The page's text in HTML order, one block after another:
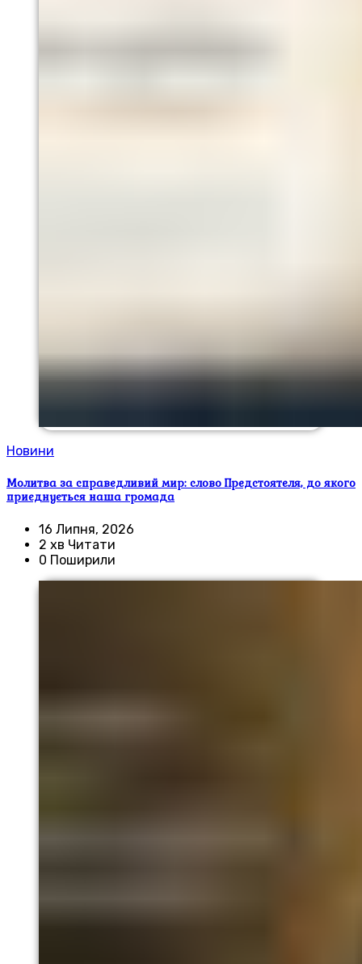
Новини
Молитва за справедливий мир: слово Предстоятеля, до якого
приєднується наша громада
16 Липня, 2026
2 хв Читати
0 Поширили